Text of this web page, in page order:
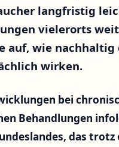
langfristig
vielerorts
auf, wie nachhaltig
wirken.
bei
Behandlungen
das